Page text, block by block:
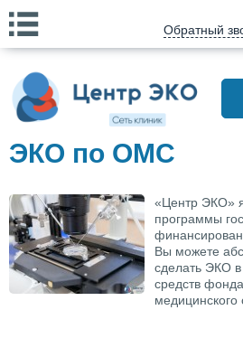
Обратный
ЭКО по ОМС
«Центр ЭКО»
программы
Вы можете
сделать ЭКО в
средств